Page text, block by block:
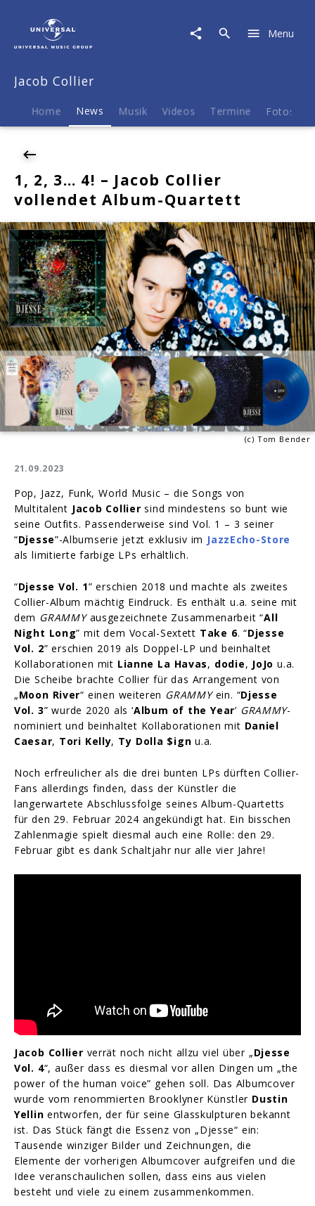
News
4!
Jacob
vollendet
Album-
Menu
Jacob Collier
Home News Musik Videos Termine Fotos
1, 2, 3… 4! – Jacob Collier
vollendet Album-Quartett
(c) Tom Bender
21.09.2023
Pop, Jazz, Funk, World Music – die Songs von
Multitalent Jacob Collier sind mindestens so bunt wie
seine Outfits. Passenderweise sind Vol. 1 – 3 seiner
“Djesse”-Albumserie jetzt exklusiv im JazzEcho-Store
als limitierte farbige LPs erhältlich.
“Djesse Vol. 1” erschien 2018 und machte als zweites
Collier-Album mächtig Eindruck. Es enthält u.a. seine mit
dem GRAMMYausgezeichnete Zusammenarbeit “All
Night Long” mit dem Vocal-Sextett Take 6. “Djesse
Vol. 2” erschien 2019 als Doppel-LP und beinhaltet
Kollaborationen mit Lianne La Havas, dodie, JoJo u.a.
Die Scheibe brachte Collier für das Arrangement von
„Moon River“ einen weiteren GRAMMYein. “Djesse
Vol. 3” wurde 2020 als ‘Album of the Year’ GRAMMY-
nominiert und beinhaltet Kollaborationen mit Daniel
Caesar, Tori Kelly, Ty Dolla $ign u.a.
Noch erfreulicher als die drei bunten LPs dürften Collier-
Fans allerdings finden, dass der Künstler die
langerwartete Abschlussfolge seines Album-Quartetts
für den 29. Februar 2024 angekündigt hat. Ein bisschen
Zahlenmagie spielt diesmal auch eine Rolle: den 29.
Februar gibt es dank Schaltjahr nur alle vier Jahre!
Jacob Collier verrät noch nicht allzu viel über „Djesse
Vol. 4“, außer dass es diesmal vor allen Dingen um „the
power of the human voice” gehen soll. Das Albumcover
wurde vom renommierten Brooklyner Künstler Dustin
Yellinentworfen, der für seine Glasskulpturen bekannt
ist. Das Stück fängt die Essenz von „Djesse“ ein:
Tausende winziger Bilder und Zeichnungen, die
Elemente der vorherigen Albumcover aufgreifen und die
Idee veranschaulichen sollen, dass eins aus vielen
besteht und viele zu einem zusammenkommen.